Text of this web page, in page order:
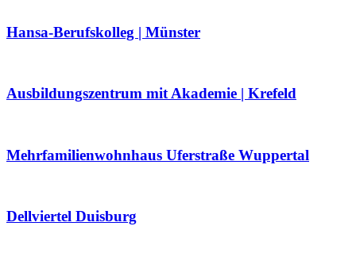
Hansa-Berufskolleg | Münster
Ausbildungszentrum mit Akademie | Krefeld
Mehrfamilienwohnhaus Uferstraße Wuppertal
Dellviertel Duisburg